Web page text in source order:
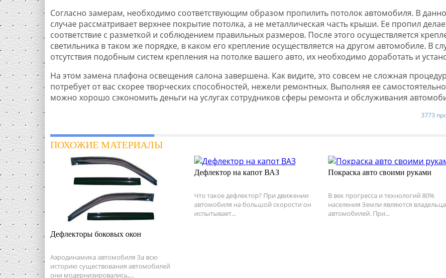
Согласно замерам, необходимо соответствующим образом пропилить потолок автомобиля. В
случае рассматривает верхнее покрытие потолка, а не металлическая часть крыши. Ее пропил
соответствие с разметкой и соблюдением правильных размеров. После этого осуществляется
светильника в таком же порядке, в каком его крепление осуществляется на другом автомобиле. В
отсутствия подобным систем крепления на потолке вашего авто, их необходимо доработать и
На этом замена плафона освещения салона завершена. Как видите, это совсем не сложная
потребует от вас скорее творческих способностей, нежели ремонтных. Выполняя ее
можно хорошо сэкономить деньги на услугах сотрудников сферы ремонта и обслуживания
3773
ПОХОЖИЕ МАТЕРИАЛЫ
Дефлекторы боковых окон
Аэродинамика автомобиля За всю
историю существования автомобилей
они модернизировались,...
Дефлектор на капот ВАЗ
Что такое дефлектор? При движении
автомобиля на большой скорости он
испытывает...
Покраска авто своими руками
В век прогресса и технологий 80%
населения Земли являются
автомобилей. При...